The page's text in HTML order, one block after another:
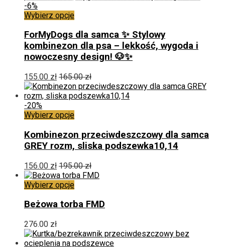
-6%
Wybierz opcjeTen
ma
wiele
wariantów.
Opcje
można
wybrać
na
stronie
produktu
ForMyDogs dla samca ✨ Stylowy
kombinezon dla psa – lekkość, wygoda i
nowoczesny design! 🐶✨
155.00 zł 165.00zł
-20%
Wybierz opcjeTen
ma
wiele
wariantów.
Opcje
można
wybrać
na
stronie
produktu
Kombinezon przeciwdeszczowy dla samca
GREY rozm, sliska podszewka10,14
156.00 zł 195.00zł
Wybierz opcjeTen
ma
Opcje
można
Beżowa torba FMD
276.00 zł